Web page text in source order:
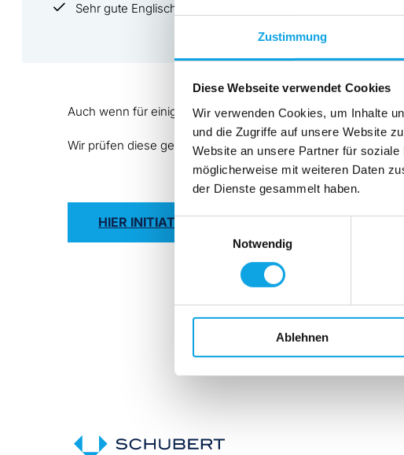
Zustimmung
Diese Webseite verwendet Cookies
Wir verwenden Cookies, um Inhalte
und die Zugriffe auf unsere Website
Website an unsere Partner für
möglicherweise mit weiteren Daten
der Dienste gesammelt haben.
Einwilligungsauswahl
Notwendig
Ablehnen
Sehr gute Englischkenntnisse und Offenheit für neue
Auch wenn für einige Positionen aktuell keine konkrete
Wir prüfen diese gerne für zukünftige Möglichkeiten.
HIER INITIATIV BEWERBEN